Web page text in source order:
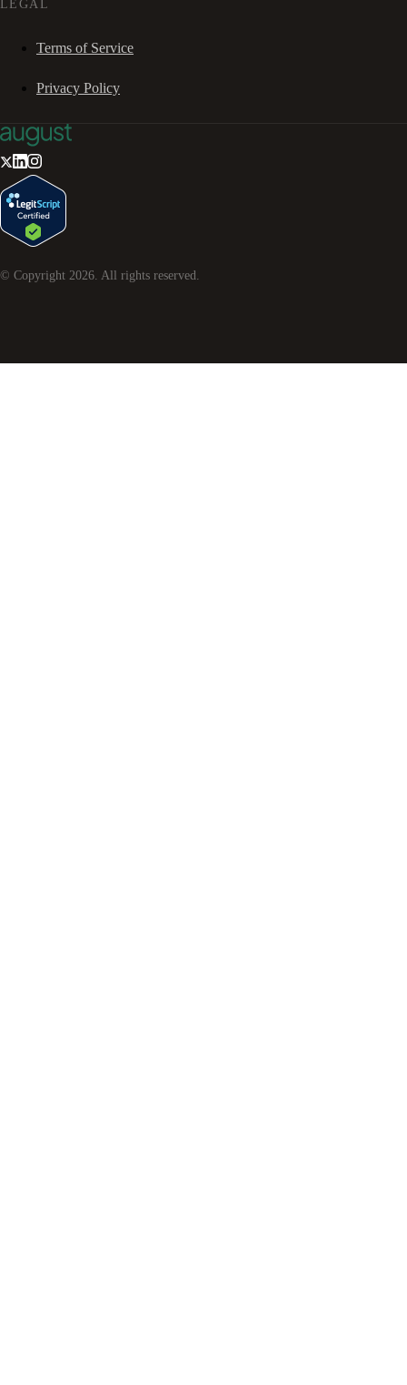
LEGAL
Terms of Service
Privacy Policy
© Copyright 2026 . All rights reserved.